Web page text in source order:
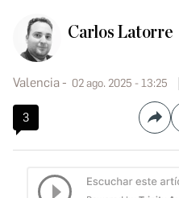
Carlos Latorre
Valencia 02 ago. 2025 - 13:25
3